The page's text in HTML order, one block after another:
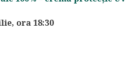
ora 18:30